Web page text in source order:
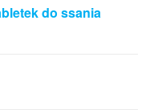
do ssania